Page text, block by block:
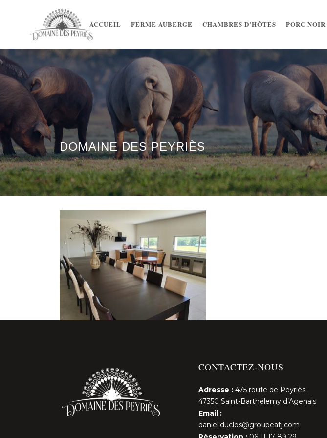
ACCUEIL FERME AUBERGE CHAMBRES D’HÔTES PORC NOIR
DOMAINE DES PEYRIÈS
CONTACTEZ-NOUS
Adresse : 475 route de Peyriès
47350 Saint-Barthélemy d’Agenais
Email :
daniel.duclos@groupeatj.com